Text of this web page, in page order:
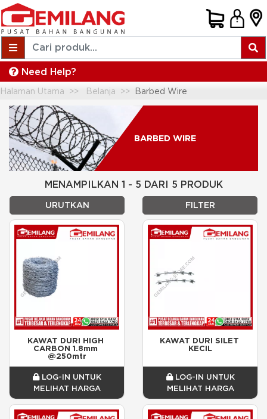
Need Help?
Halaman Utama Belanja Barbed Wire
BARBED WIRE
MENAMPILKAN 1 - 5 DARI 5 PRODUK
URUTKAN FILTER
KAWAT DURI HIGH
CARBON 1.8mm
@250mtr
LOG-IN UNTUK
MELIHAT HARGA
KAWAT DURI SILET
KECIL
LOG-IN UNTUK
MELIHAT HARGA